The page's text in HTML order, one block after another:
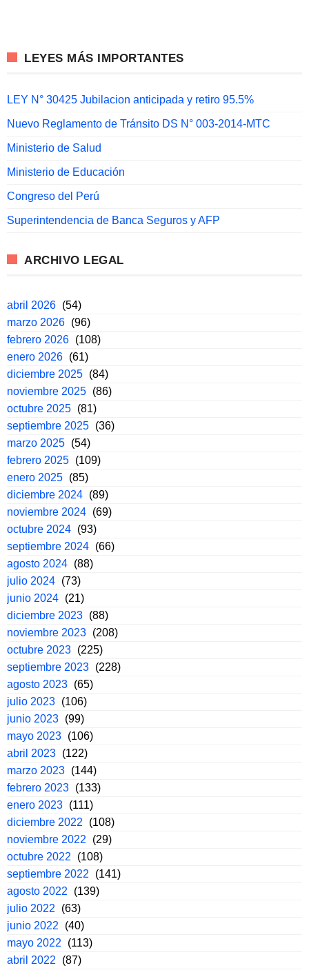
LEYES MÁS IMPORTANTES
LEY N° 30425 Jubilacion anticipada y retiro 95.5%
Nuevo Reglamento de Tránsito DS N° 003-2014-MTC
Ministerio de Salud
Ministerio de Educación
Congreso del Perú
Superintendencia de Banca Seguros y AFP
ARCHIVO LEGAL
abril 2026 (54)
marzo 2026 (96)
febrero 2026 (108)
enero 2026 (61)
diciembre 2025 (84)
noviembre 2025 (86)
octubre 2025 (81)
septiembre 2025 (36)
marzo 2025 (54)
febrero 2025 (109)
enero 2025 (85)
diciembre 2024 (89)
noviembre 2024 (69)
octubre 2024 (93)
septiembre 2024 (66)
agosto 2024 (88)
julio 2024 (73)
junio 2024 (21)
diciembre 2023 (88)
noviembre 2023 (208)
octubre 2023 (225)
septiembre 2023 (228)
agosto 2023 (65)
julio 2023 (106)
junio 2023 (99)
mayo 2023 (106)
abril 2023 (122)
marzo 2023 (144)
febrero 2023 (133)
enero 2023 (111)
diciembre 2022
(108)
noviembre 2022
(29)
octubre 2022
(108)
septiembre 2022
(141)
agosto 2022
(139)
julio 2022
(63)
junio 2022
(40)
mayo 2022
(113)
abril 2022
(87)